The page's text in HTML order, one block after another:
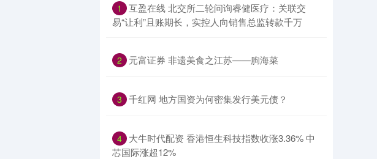
1
互盈在线 北交所二轮问询睿健医疗：关联交
易“让利”且账期长，实控人向销售总监转款千万
2 元富证券 非遗美食之江苏——朐海菜
3 千红网 地方国资为何密集发行美元债？
4 大牛时代配资 香港恒生科技指数收涨3.36% 中
芯国际涨超12%